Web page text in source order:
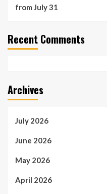
from July 31
Recent Comments
Archives
July 2026
June 2026
May 2026
April 2026